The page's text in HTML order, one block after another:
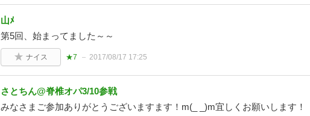
山ﾒ
第5回、始まってました～～
ナイス ★7 2017/08/17 17:25
さとちん@脊椎オパ3/10参戦
みなさまご参加ありがとうございますます！m(_ _)m宜しくお願いします！